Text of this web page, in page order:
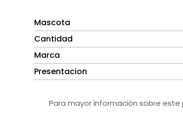
Mascota
Cantidad
Marca
Presentacion
Para mayor información sobre